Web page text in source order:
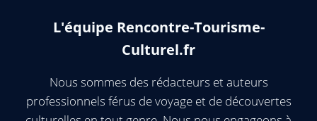
L'équipe Rencontre-Tourisme-
Culturel.fr
Nous sommes des rédacteurs et auteurs
professionnels férus de voyage et de découvertes